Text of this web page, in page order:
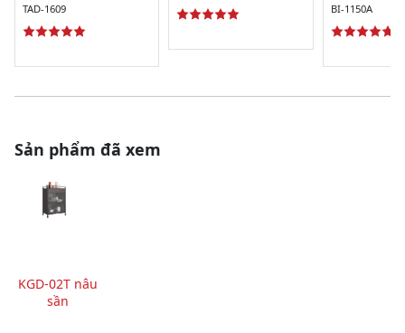
TAD-1609 BI-1150A
Sản phẩm đã xem
KGD-02T nâu
sần